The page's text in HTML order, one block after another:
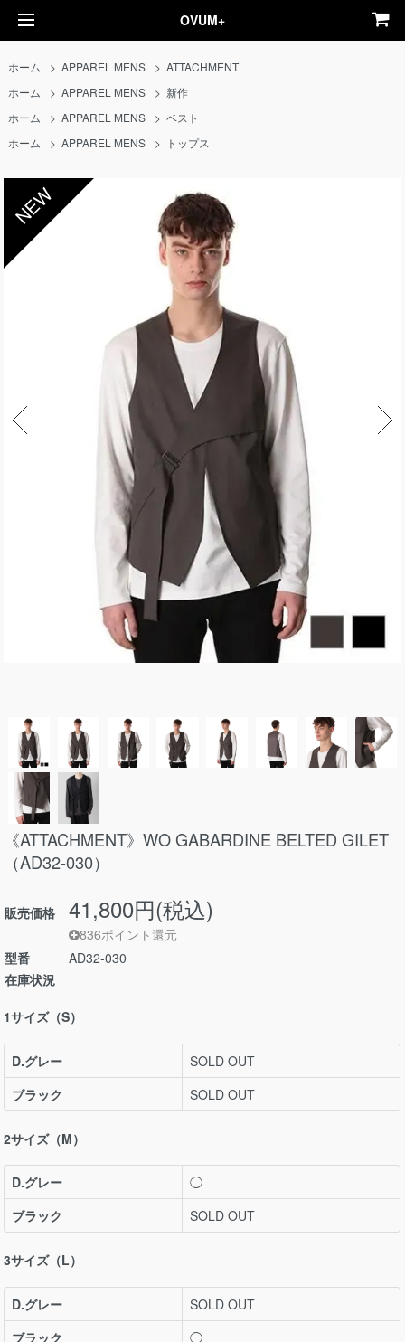
OVUM+
ホーム >APPAREL MENS >ATTACHMENT
ホーム
>APPAREL MENS > 新作
ホーム
>APPAREL MENS >ベスト
ホーム
>APPAREL MENS > トップス
NEW
《ATTACHMENT》WO GABARDINE BELTED GILET
（AD32-030）
販売価格 41,800円(税込)
836ポイント還元
型番
AD32-030
在庫状況
1サイズ（S）
D.グレー
SOLD OUT
ブラック
SOLD OUT
2サイズ（M）
D.グレー
◯
ブラック
SOLD OUT
3サイズ（L）
D.グレー
SOLD OUT
ブラック
◯